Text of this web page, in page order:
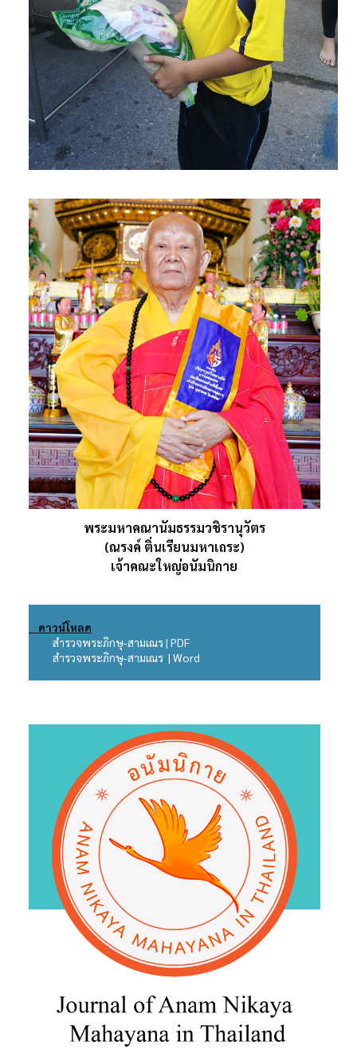
พระมหาคณานัมธรรมวชิรานุวัตร
(ณรงค์ ติ่นเรียนมหาเถระ)
เจ้าคณะใหญ่อนัมนิกาย
ดาวน์โหลด
สำรวจพระภิกษุ-สามเณร | PDF
สำรวจพระภิกษุ-สามเณร | Word